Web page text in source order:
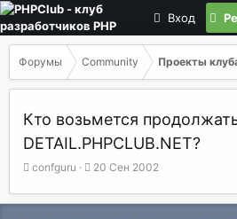
Вход
Форумы Community Проекты
Кто возьмется
DETAIL.PHPCLUB.NET?
А
т
confguru
Д
т
20 Сен 2002